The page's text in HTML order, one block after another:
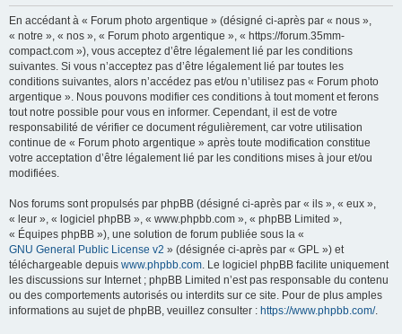
En accédant à « Forum photo argentique » (désigné ci-après par « nous »,
« notre », « nos », « Forum photo argentique », « https://forum.35mm-
compact.com »), vous acceptez d’être légalement lié par les conditions
suivantes. Si vous n’acceptez pas d’être légalement lié par toutes les
conditions suivantes, alors n’accédez pas et/ou n’utilisez pas « Forum photo
argentique ». Nous pouvons modifier ces conditions à tout moment et ferons
tout notre possible pour vous en informer. Cependant, il est de votre
responsabilité de vérifier ce document régulièrement, car votre utilisation
continue de « Forum photo argentique » après toute modification constitue
votre acceptation d’être légalement lié par les conditions mises à jour et/ou
modifiées.
Nos forums sont propulsés par phpBB (désigné ci-après par « ils », « eux »,
« leur », « logiciel phpBB », « www.phpbb.com », « phpBB Limited »,
« Équipes phpBB »), une solution de forum publiée sous la «
GNU General Public License v2 » (désignée ci-après par « GPL ») et
téléchargeable depuis www.phpbb.com. Le logiciel phpBB facilite uniquement
les discussions sur Internet ; phpBB Limited n’est pas responsable du contenu
ou des comportements autorisés ou interdits sur ce site. Pour de plus amples
informations au sujet de phpBB, veuillez consulter : https://www.phpbb.com/.